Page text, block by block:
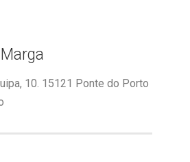
10. 15121 Ponte do Porto